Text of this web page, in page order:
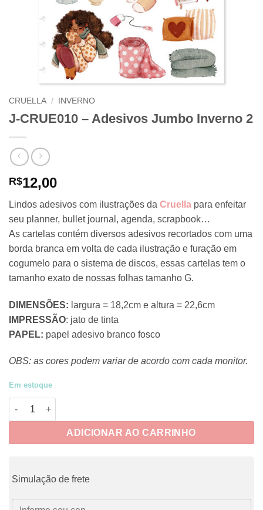
CRUELLA / INVERNO
J-CRUE010 – Adesivos Jumbo Inverno 2
R$12,00
Lindos adesivos com ilustrações da Cruella para enfeitar
seu planner, bullet journal, agenda, scrapbook…
As cartelas contém diversos adesivos recortados com uma
borda branca em volta de cada ilustração e furação em
cogumelo para o sistema de discos, essas cartelas tem o
tamanho exato de nossas folhas tamanho G.
DIMENSÕES: largura = 18,2cm e altura = 22,6cm
IMPRESSÃO: jato de tinta
PAPEL: papel adesivo branco fosco
OBS: as cores podem variar de acordo com cada monitor.
Em estoque
J-CRUE010 - Adesivos Jumbo Inverno 2 quantidade
ADICIONAR AO CARRINHO
Simulação de frete